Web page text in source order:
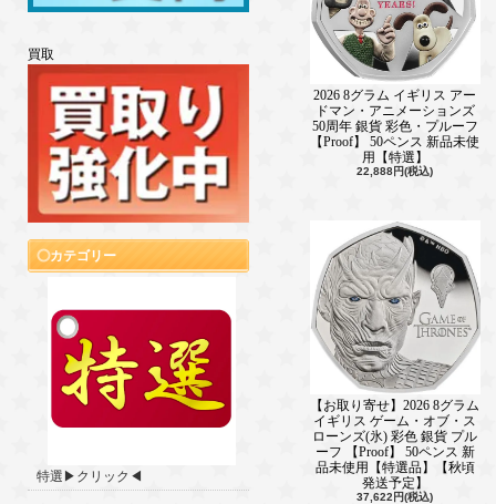
買取
カテゴリー
特選▶クリック◀
2026 8グラム イギリス アー
ドマン・アニメーションズ
50周年 銀貨 彩色・プルーフ
【Proof】 50ペンス 新品未使
用【特選】
22,888円(税込)
【お取り寄せ】2026 8グラム
イギリス ゲーム・オブ・ス
ローンズ(氷) 彩色 銀貨 プル
ーフ 【Proof】 50ペンス 新
品未使用【特選品】【秋頃
発送予定】
37,622円(税込)